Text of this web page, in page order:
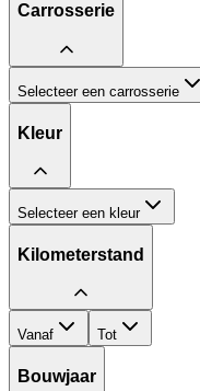
Carrosserie
Selecteer een carrosserie
Kleur
Selecteer een kleur
Kilometerstand
Vanaf Tot
Bouwjaar